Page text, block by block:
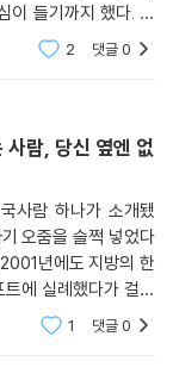
이햄 작전.’
기, 미술관 로비에
여주기. 하지만 작전
리고 물질문명을 상
전을 벌이는데…….
간이야!
일러는 스스로를 전
이 들기까지 했다. 그
처음에는 그2 댓글0
람, 당신 옆엔 없
사람 하나가 소개됐
오줌을 슬쩍 넣었다
년에도 지방의 한
에 실례했다가 걸려
걸까? 1962년생 문
1 댓글0